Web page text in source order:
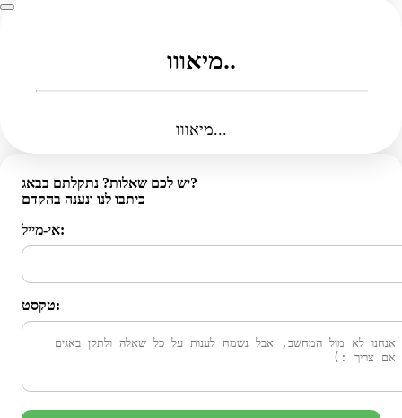
מיאווו..
מיאווו...
יש לכם שאלות? נתקלתם בבאג?
כיתבו לנו ונענה בהקדם
אי-מייל:
טקסט: